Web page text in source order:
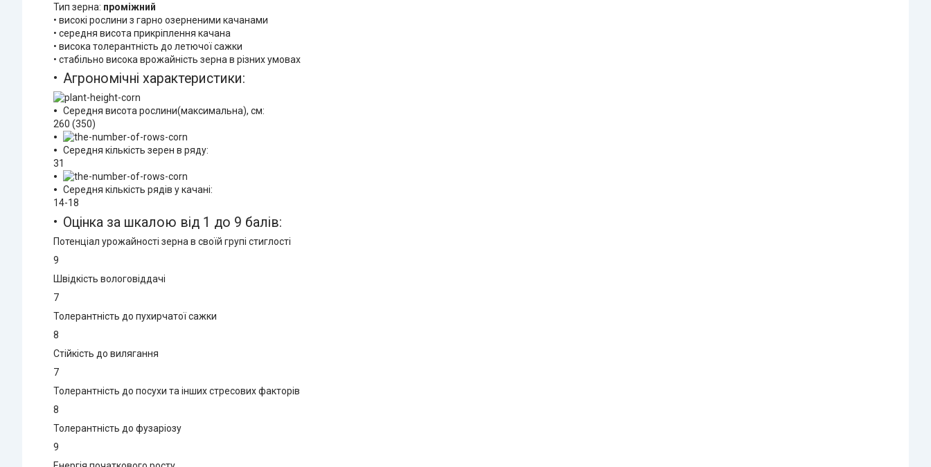
Тип зерна: проміжний
• високі рослини з гарно озерненими качанами
• середня висота прикріплення качана
• висока толерантність до летючої сажки
• стабільно висока врожайність зерна в різних умовах
Агрономічні характеристики:
Середня висота рослини(максимальна), см:
260 (350)
Середня кількість зерен в ряду:
31
Середня кількість рядів у качані:
14-18
Оцінка за шкалою від 1 до 9 балів:
Потенціал урожайності зерна в своїй групі стиглості
9
Швідкість вологовіддачі
7
Толерантність до пухирчатої сажки
8
Стійкість до вилягання
7
Толерантність до посухи та інших стресових факторів
8
Толерантність до фузаріозу
9